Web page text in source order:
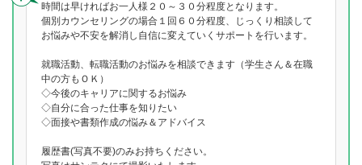
時間は早ければお一人様２０～３０分程度となります。
個別カウンセリングの場合１回６０分程度、じっくり相談して
お悩みや不安を解消し自信に変えていくサポートを行います。
就職活動、転職活動のお悩みを相談できます（学生さん＆在職
中の方もＯＫ）
◇今後のキャリアに関するお悩み
◇自分に合った仕事を知りたい
◇面接や書類作成の悩み＆アドバイス
履歴書(写真不要)のみお持ちください。